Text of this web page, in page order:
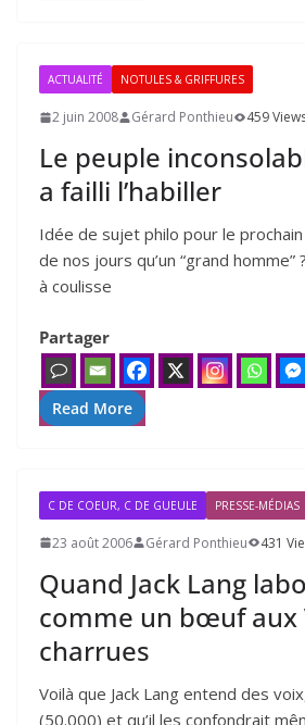
ACTUALITÉ NOTULES & GRIFFURES
2 juin 2008 Gérard Ponthieu 459
Le peuple
a failli l’habiller
Idée de sujet phi­lo pour le pro­chain
de nos jours qu’un “grand homme”
à cou­lisse
Partager
Read More
C DE COEUR, C DE GUEULE PRESSE-MÉDIAS
23 août 2006 Gérard Ponthieu 431
Quand Jack Lang
comme un bœuf aux
charrues
Voilà que Jack Lang entend des
(50.000) et qu’il les confon­drait